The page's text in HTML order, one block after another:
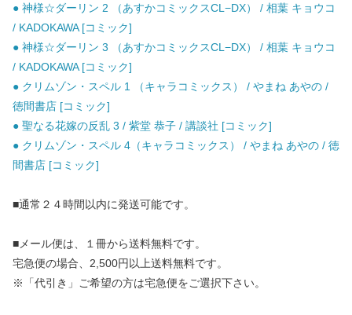
● 神様☆ダーリン 2 （あすかコミックスCL−DX） / 相葉 キョウコ
/ KADOKAWA [コミック]
● 神様☆ダーリン 3 （あすかコミックスCL−DX） / 相葉 キョウコ
/ KADOKAWA [コミック]
● クリムゾン・スペル 1 （キャラコミックス） / やまね あやの /
徳間書店 [コミック]
● 聖なる花嫁の反乱 3 / 紫堂 恭子 / 講談社 [コミック]
● クリムゾン・スペル 4（キャラコミックス） / やまね あやの / 徳
間書店 [コミック]
■通常２４時間以内に発送可能です。
■メール便は、１冊から送料無料です。
宅急便の場合、2,500円以上送料無料です。
※「代引き」ご希望の方は宅急便をご選択下さい。